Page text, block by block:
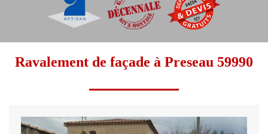
Ravalement de façade à Preseau 59990